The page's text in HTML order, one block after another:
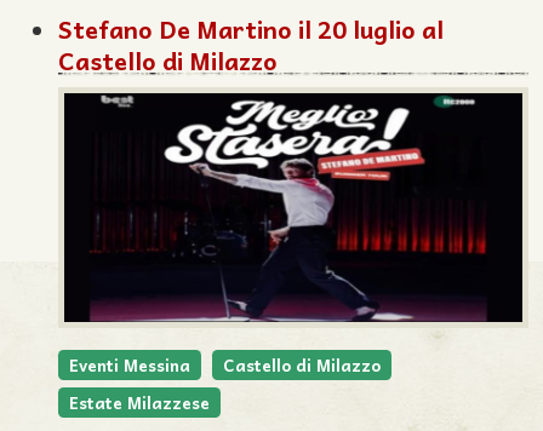
Stefano De Martino il 20 luglio al
Castello di Milazzo
Eventi Messina
Castello di Milazzo
Estate Milazzese